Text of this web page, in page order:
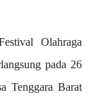
Olahraga
pada 26
Tenggara Barat